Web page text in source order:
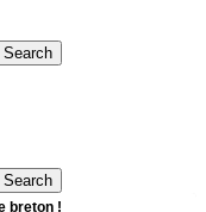
Search
Search